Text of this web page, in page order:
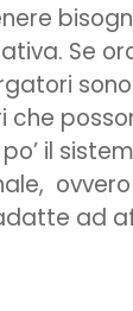
Se
che
il
ad